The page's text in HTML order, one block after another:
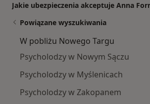
Jakie ubezpieczenia akceptuje Anna
Powiązane wyszukiwania
W pobliżu Nowego Targu
Psycholodzy w Nowym Sączu
Psycholodzy w Myślenicach
Psycholodzy w Zakopanem